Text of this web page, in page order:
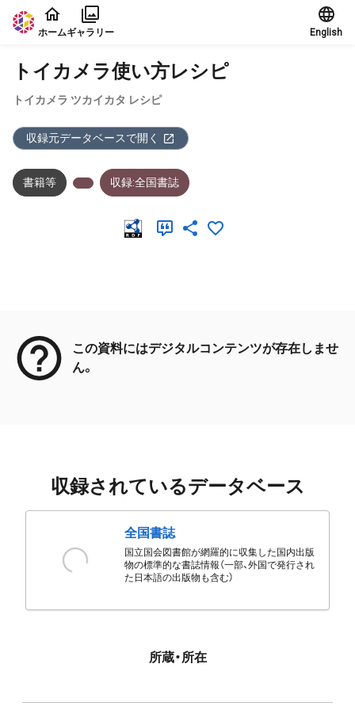
本文に飛ぶ
ホームギャラリー English
トイカメラ使い方レシピ
トイカメラ ツカイカタ レシピ
収録元データベースで開く
書籍等 収録:全国書誌
この資料にはデジタルコンテンツが存在しませ
ん。
収録されているデータベース
全国書誌
国立国会図書館が網羅的に収集した国内出版
物の標準的な書誌情報（一部、外国で発行され
た日本語の出版物も含む）
所蔵・所在